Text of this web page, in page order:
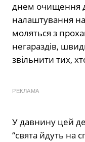
днем очищення
налаштування
моляться з
негараздів,
звільнити тих,
РЕКЛАМА
У давнину цей
“свята йдуть на